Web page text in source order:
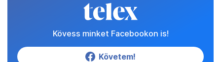
Kövess minket Facebookon is!
Követem!